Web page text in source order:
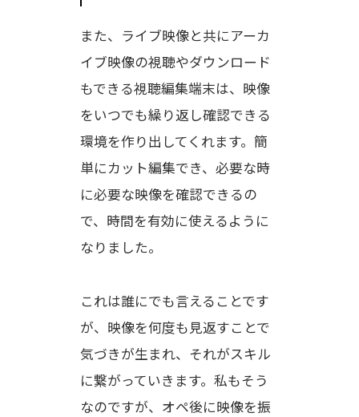
また、ライブ映像と共にアーカ
イブ映像の視聴やダウンロード
もできる視聴編集端末は、映像
をいつでも繰り返し確認できる
環境を作り出してくれます。簡
単にカット編集でき、必要な時
に必要な映像を確認できるの
で、時間を有効に使えるように
なりました。
これは誰にでも言えることです
が、映像を何度も見返すことで
気づきが生まれ、それがスキル
に繋がっていきます。私もそう
なのですが、オペ後に映像を振